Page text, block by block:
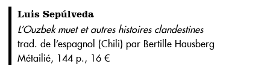
Luis Sepúlveda
L’Ouzbek muet et autres histoires clandestines
trad. de l’espagnol (Chili) par Bertille Hausberg
Métailié, 144 p., 16 €